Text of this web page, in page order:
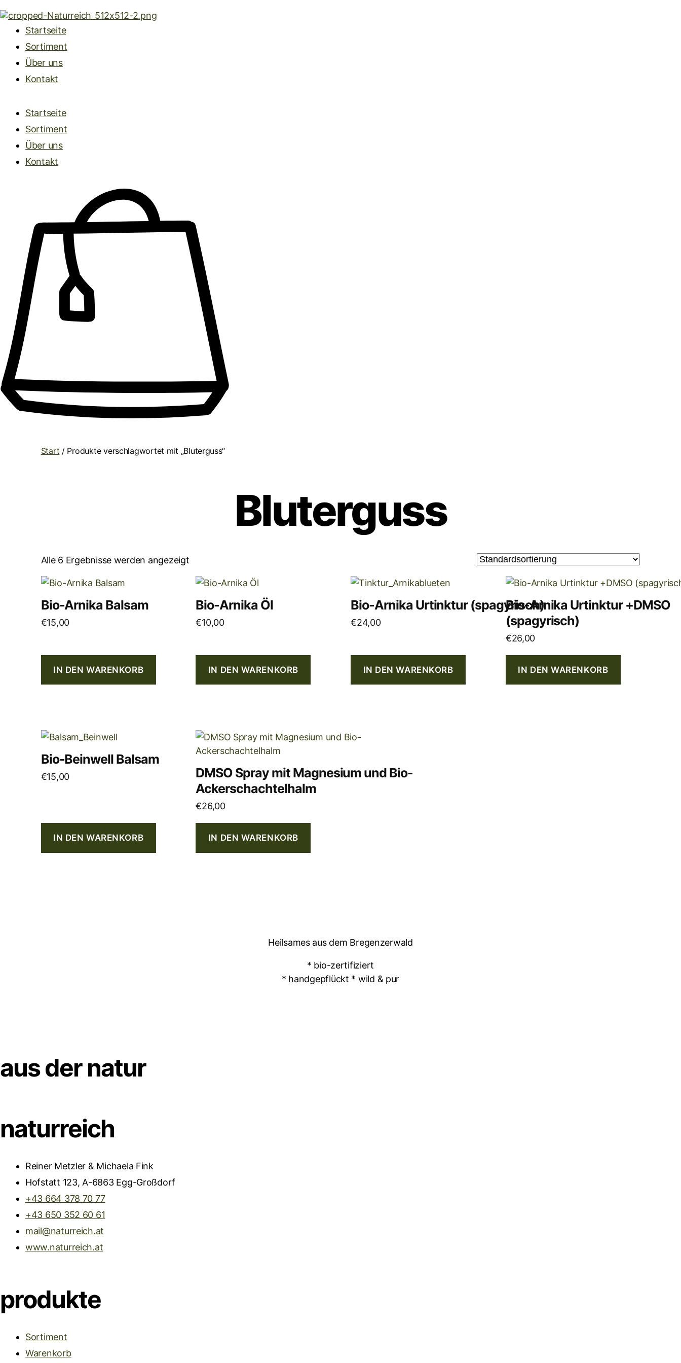
Startseite
Sortiment
Über uns
Kontakt
Startseite
Sortiment
Über uns
Kontakt
Start / Produkte verschlagwortet mit „Bluterguss“
Bluterguss
Alle 6 Ergebnisse werden angezeigt
Bio-Arnika Balsam
€15,00
IN DEN WARENKORB
Bio-Arnika Öl
€10,00
IN DEN WARENKORB
Bio-Arnika Urtinktur (spagyrisch)
€24,00
IN DEN WARENKORB
Bio-Arnika Urtinktur +DMSO
(spagyrisch)
€26,00
IN DEN WARENKORB
Bio-Beinwell Balsam
€15,00
IN DEN WARENKORB
DMSO Spray mit Magnesium und Bio-
Ackerschachtelhalm
€26,00
IN DEN WARENKORB
Heilsames aus dem Bregenzerwald
* bio-zertifiziert
* handgepflückt * wild & pur
aus der natur
naturreich
Reiner Metzler & Michaela Fink
Hofstatt 123, A-6863 Egg-Großdorf
+43 664 378 70 77
+43 650 352 60 61
mail@naturreich.at
www.naturreich.at
produkte
Sortiment
Warenkorb